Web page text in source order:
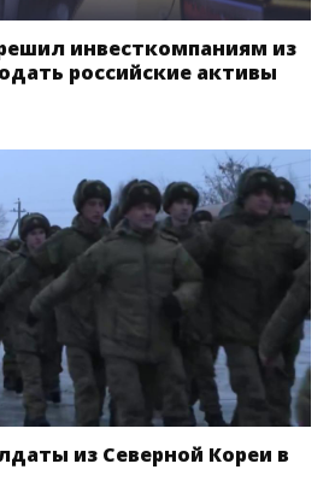
инвесткомпаниям из
российские активы
из Северной Кореи в